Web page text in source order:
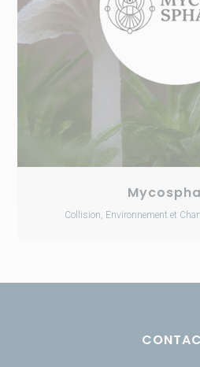
Collision, Environnement et